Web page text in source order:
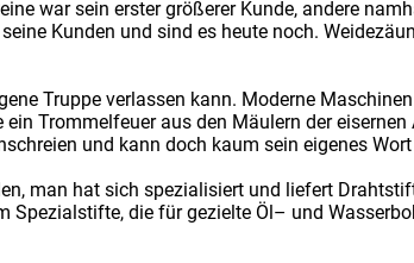
war sein erster größerer Kunde, andere
Kunden und sind es heute noch.
Truppe verlassen kann. Moderne
Trommelfeuer aus den Mäulern der
und kann doch kaum sein eigenes Wort
man hat sich spezialisiert und liefert
Spezialstifte, die für gezielte Öl– und